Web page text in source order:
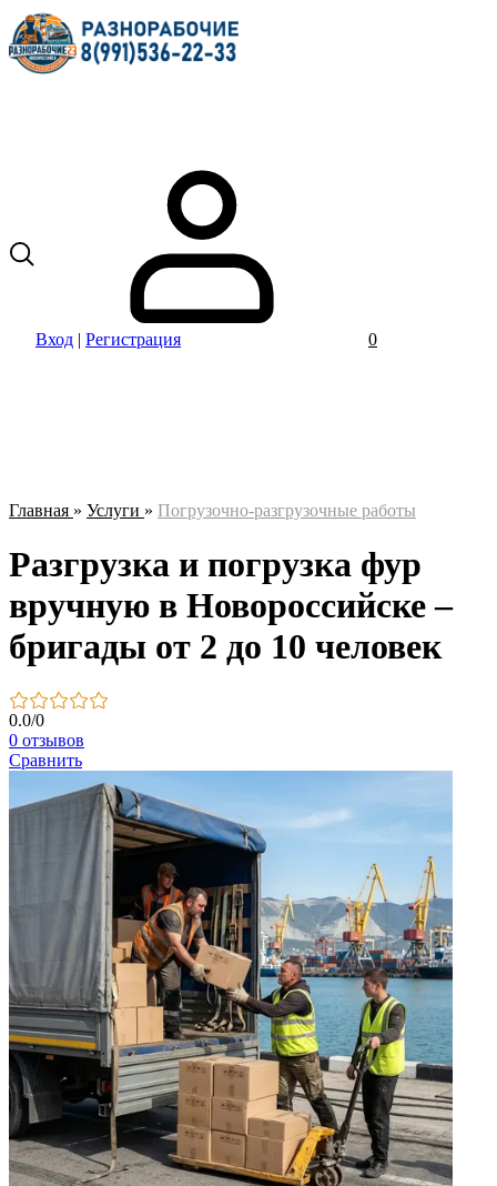
Вход | Регистрация 0
Главная » Услуги » Погрузочно-разгрузочные работы
Разгрузка и погрузка фур
вручную в Новороссийске –
бригады от 2 до 10 человек
0.0/0
0 отзывов
Сравнить